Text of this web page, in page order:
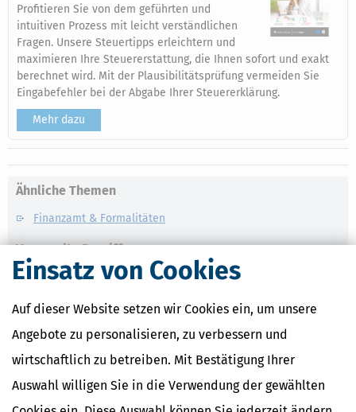
Einsatz von Cookies
Auf dieser Website setzen wir Cookies ein, um unsere
Angebote zu personalisieren, zu verbessern und
wirtschaftlich zu betreiben. Mit Bestätigung Ihrer
Auswahl willigen Sie in die Verwendung der gewählten
Profitieren Sie von dem geführten und
intuitiven Prozess mit leicht verständlichen
Fragen. Unsere Steuertipps erleichtern und
maximieren Ihre Steuererstattung, die Ihnen sofort und exakt
berechnet wird. Mit der Plausibilitätsprüfung vermeiden Sie
Eingabefehler bei der Abgabe Ihrer Steuererklärung.
Mehr dazu
Ähnliche Themen
Finanzamt & Formalitäten
Verwandte Begriffe
Abgabenordnung
Steuerbescheid
Finanzbehörden
Berichtigung der Steuererklärung
Einspruch